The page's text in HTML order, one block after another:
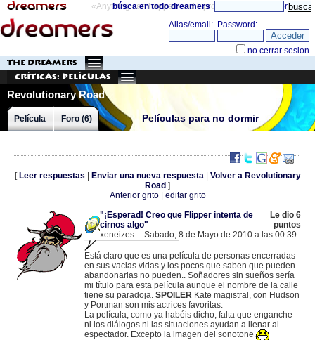
«Anything can happen and it probably will» directorio
búsca en todo dreamers
THE DREAMERS
Críticas: Películas
Revolutionary Road
Películas para no dormir
Película Foro (6)
[ Leer respuestas Enviar una nueva respuesta| Volver a Revolutionary
Road ]
Anterior grito| editar grito
"¡Esperad! Creo que Flipper intenta de
cirnos algo"
Le dio 6
puntos
xeneizes -- Sabado, 8 de Mayo de 2010 a las 00:39.
Está claro que es una película de personas encerradas
en sus vacias vidas y los pocos que saben que pueden
abandonarlas no pueden.. Soñadores sin sueños sería
mi título para esta película aunque el nombre de la calle
tiene su paradoja. SPOILER Kate magistral, con Hudson
y Portman son mis actrices favoritas.
La película, como ya habéis dicho, falta que enganche
ni los diálogos ni las situaciones ayudan a llenar al
espectador. Excepto la imagen del sonotone.